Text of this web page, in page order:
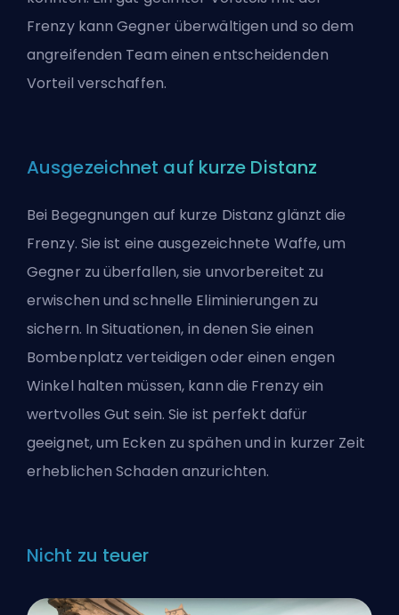
Frenzy kann Gegner überwältigen und so dem
angreifenden Team einen entscheidenden
Vorteil verschaffen.
Ausgezeichnet auf kurze Distanz
Bei Begegnungen auf kurze Distanz glänzt die
Frenzy. Sie ist eine ausgezeichnete Waffe, um
Gegner zu überfallen, sie unvorbereitet zu
erwischen und schnelle Eliminierungen zu
sichern. In Situationen, in denen Sie einen
Bombenplatz verteidigen oder einen engen
Winkel halten müssen, kann die Frenzy ein
wertvolles Gut sein. Sie ist perfekt dafür
geeignet, um Ecken zu spähen und in kurzer Zeit
erheblichen Schaden anzurichten.
Nicht zu teuer